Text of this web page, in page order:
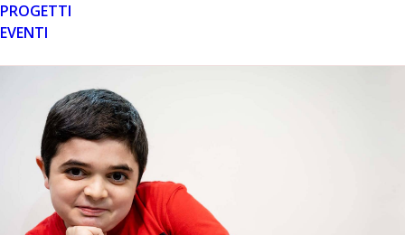
PROGETTI
EVENTI